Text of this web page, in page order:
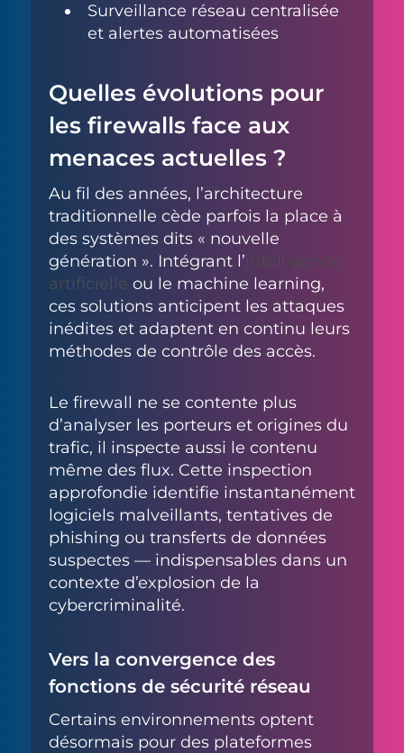
Surveillance réseau centralisée
et alertes automatisées
Quelles évolutions pour
les firewalls face aux
menaces actuelles ?
Au fil des années, l’architecture
traditionnelle cède parfois la place à
des systèmes dits « nouvelle
génération ». Intégrant l’intelligence
artificielle ou le machine learning,
ces solutions anticipent les attaques
inédites et adaptent en continu leurs
méthodes de contrôle des accès.
Le firewall ne se contente plus
d’analyser les porteurs et origines du
trafic, il inspecte aussi le contenu
même des flux. Cette inspection
approfondie identifie instantanément
logiciels malveillants, tentatives de
phishing ou transferts de données
suspectes — indispensables dans un
contexte d’explosion de la
cybercriminalité.
Vers la convergence des
fonctions de sécurité réseau
Certains environnements optent
désormais pour des plateformes